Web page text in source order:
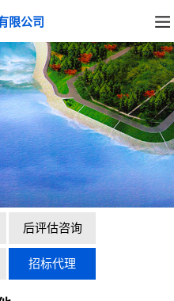
限公司
后评估咨询
招标代理